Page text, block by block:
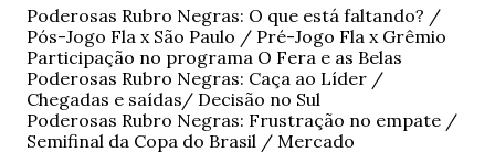
Poderosas Rubro Negras: O que está faltando? /
Pós-Jogo Fla x São Paulo / Pré-Jogo Fla x Grêmio
Participação no programa O Fera e as Belas
Poderosas Rubro Negras: Caça ao Líder /
Chegadas e saídas/ Decisão no Sul
Poderosas Rubro Negras: Frustração no empate /
Semifinal da Copa do Brasil / Mercado